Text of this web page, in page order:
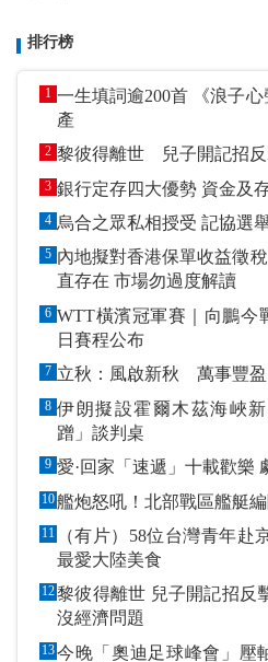
排行榜
1 一生填詞逾200首 《浪子心聲》《Monica》成永恒遺
產
2 黎彼得離世 兒子開記招反
3 銀行定存四大優
4 烏合之眾私相授
5 內地擬對香港保單收益徵
直存在 市場勿過度解讀
6 WTT橫濱冠軍賽｜向鵬
日賽程公布
7 立秋：風啟新秋 萬事豐盈
8 伊朗擬設霍爾木茲海峽
蹭」談判桌
9
10艦炮怒吼！北部戰區艦艇
11
（有片）58位台灣青年
最愛大陸美食
12黎彼得離世 兒子開記招反擊傳聞 鍾志光代
沒經濟問題
13今晚「奧迪足球峰會」